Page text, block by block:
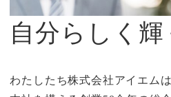
自分らしく輝
わたしたち株式会社アイエム